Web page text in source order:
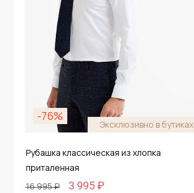
-76%
Эксклюзивно в бутиках
Рубашка классическая из хлопка
приталенная
16 995 ₽
3 995 ₽